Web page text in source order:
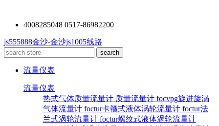
4008285048 0517-86982200
js555888金沙-金沙js1005线路
流量仪表
流量仪表
热式气体质量流量计 质量流量计 focvpg旋进旋涡
气体流量计 foctur卡箍式液体涡轮流量计 foctur法
兰式涡轮流量计 foctur螺纹式液体涡轮流量计